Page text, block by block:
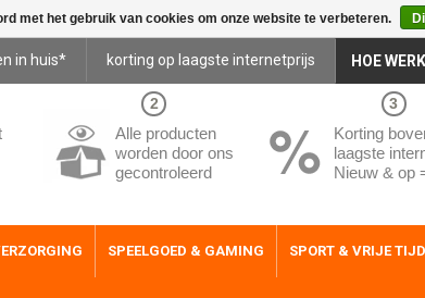
in huis* korting op laagste internetprijs HOE
2
Alle producten
worden door ons
gecontroleerd
3
Korting
laagste
Nieuw & op
SPEELGOED & GAMING SPORT & VRIJE TIJD
met het gebruik van cookies om onze website te verbeteren.